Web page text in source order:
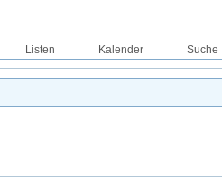
Listen Kalender Suche